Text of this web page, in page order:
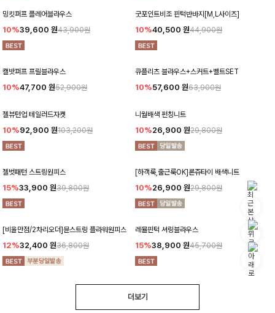
밍킷퍼프 플레어블라우스
10%39,600 원43,900원
굿포인트비조 핀턱반바지[M,L사이즈]
10%40,500 원44,900원
캘밧퍼프 프릴블라우스
10%47,700 원52,900원
큐플리츠 블라우스+스커트+벨트SET
10%57,600 원63,900원
젤뷰턴업 테일러드자켓
10%92,900 원103,200원
니월배색 펀칭니트
10%26,900 원29,800원
젤벗패턴 스트링원피스
15%33,900 원39,800원
[하객룩,출근룩OK]론쥬타이 배색니트
10%26,900 원29,800원
[비율만점/2차리오더]뮨스트링 플라워원피스
12%32,400 원36,800원
레뮬핀턱 셔링블라우스
15%38,900 원45,700원
더보기